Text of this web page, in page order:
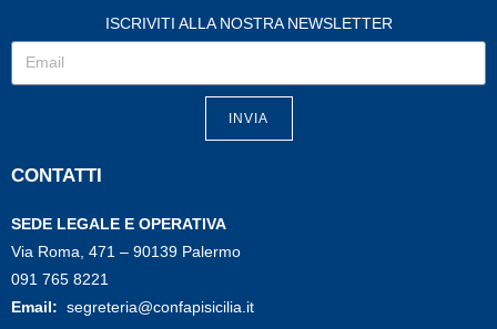
ISCRIVITI ALLA NOSTRA NEWSLETTER
INVIA
CONTATTI
SEDE LEGALE E OPERATIVA
Via Roma, 471 – 90139 Palermo
091 765 8221
Email: segreteria@confapisicilia.it